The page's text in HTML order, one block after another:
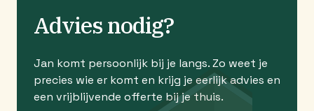
Advies nodig?
Jan komt persoonlijk bij je langs. Zo weet je
precies wie er komt en krijg je eerlijk advies en
een vrijblijvende offerte bij je thuis.